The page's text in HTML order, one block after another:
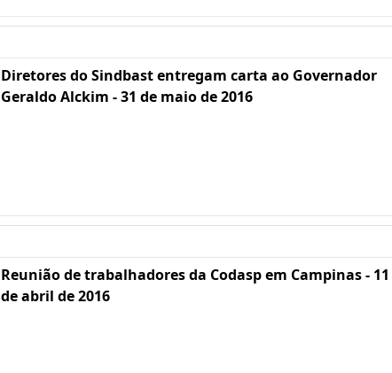
Diretores do Sindbast entregam carta ao Governador
Geraldo Alckim - 31 de maio de 2016
Reunião de trabalhadores da Codasp em Campinas - 11
de abril de 2016